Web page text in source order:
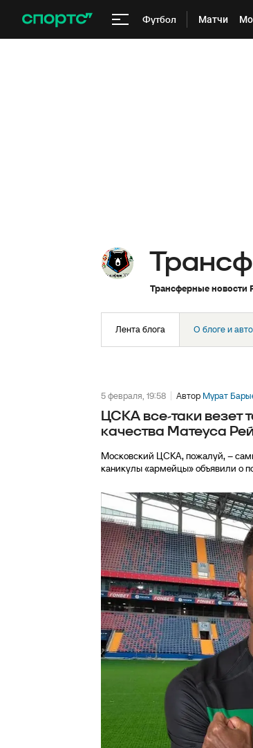
Футбол Матчи
Трансферные новости
Лента блога О блоге и
5 февраля, 19:58 Автор Мурат
ЦСКА все-таки везет
качества Матеуса
Московский ЦСКА, пожалуй, –
каникулы «армейцы» объявили о